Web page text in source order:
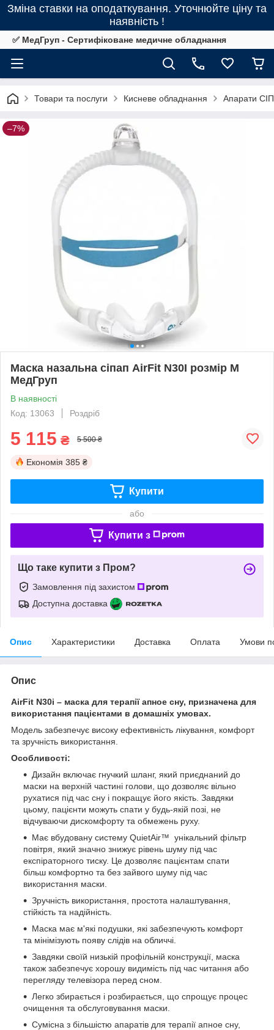
Зміна ставки на оподаткування. Уточнюйте ціну та
наявність !
✅ МедГруп - Сертифіковане медичне обладнання
Товари та послуги Кисневе обладнання Апарати
–7%
Маска назальна сіпап AirFit N30I розмір M
МедГруп
В наявності
Код: 13063
Роздріб
5 115 ₴ 5 500 ₴
Економія 385 ₴
Купити
або
Купити з
Що таке купити з Пром?
Замовлення під захистом
Доступна доставка
Опис Характеристики Доставка Оплата Умови
Опис
AirFit N30i – маска для терапії апное сну, призначена для
використання пацієнтами в домашніх умовах.
Модель забезпечує високу ефективність лікування, комфорт
та зручність використання.
Особливості:
Дизайн включає гнучкий шланг, який приєднаний до
маски на верхній частині голови, що дозволяє вільно
рухатися під час сну і покращує його якість. Завдяки
цьому, пацієнти можуть спати у будь-якій позі, не
відчуваючи дискомфорту та обмежень руху.
Має вбудовану систему QuietAir™ унікальний фільтр
повітря, який значно знижує рівень шуму під час
експіраторного тиску. Це дозволяє пацієнтам спати
більш комфортно та без зайвого шуму під час
використання маски.
Зручність використання, простота налаштування,
стійкість та надійність.
Маска має м'які подушки, які забезпечують комфорт
та мінімізують появу слідів на обличчі.
Завдяки своїй низькій профільній конструкції, маска
також забезпечує хорошу видимість під час читання або
перегляду телевізора перед сном.
Легко збирається і розбирається, що спрощує процес
очищення та обслуговування маски.
Сумісна з більшістю апаратів для терапії апное сну,